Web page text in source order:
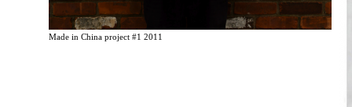
Made in China project #1 2011